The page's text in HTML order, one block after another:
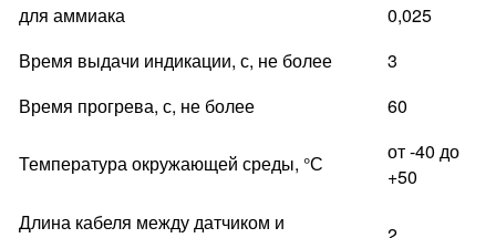
для аммиака
0,025
Время выдачи индикации, с, не более
3
Время прогрева, с, не более
60
Температура окружающей среды, °С
от -40 до
+50
Длина кабеля между датчиком и